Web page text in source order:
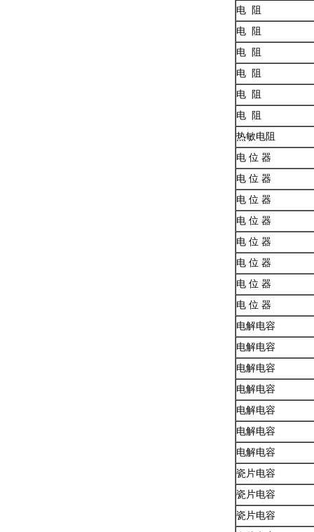
电 阻
电 阻
电 阻
电 阻
电 阻
电 阻
热敏电阻
电 位 器
电 位 器
电 位 器
电 位 器
电 位 器
电 位 器
电 位 器
电 位 器
电解电容
电解电容
电解电容
电解电容
电解电容
电解电容
电解电容
瓷片电容
瓷片电容
瓷片电容